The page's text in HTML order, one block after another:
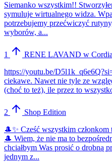
Siemanko wszystkim!!
symuluje wirtualnego widza.
potrzebujemy przećwiczyć
wyborów, a...
1
RENE LAVAND w
https://youtu.be/
ciekawe. Nawet nie tyle ze
(choć to też), ile przez to
2
Shop Edition
🎩✨ Cześć wszystkim
🎩 Wiem, że nie ma to
chciałbym Was prosić o drobną
jednym z...